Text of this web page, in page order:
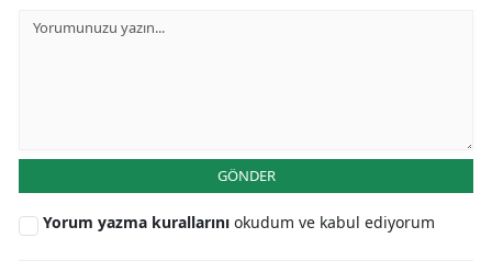
GÖNDER
Yorum yazma kurallarını okudum ve kabul ediyorum